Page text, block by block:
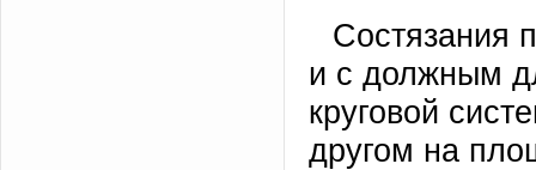
Состязания
и с должным
круговой
другом на